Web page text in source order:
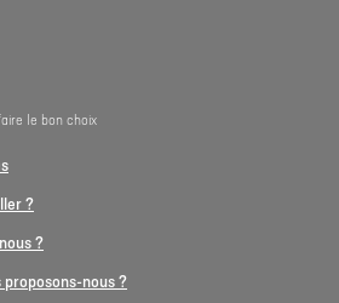
le bon choix
?
?
nous ?